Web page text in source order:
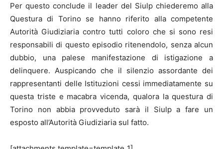
Per questo conclude il leader del Siulp chiederemo alla
Questura di Torino se hanno riferito alla competente
Autorità Giudiziaria contro tutti coloro che si sono resi
responsabili di questo episodio ritenendolo, senza alcun
dubbio, una palese manifestazione di istigazione a
delinquere. Auspicando che il silenzio assordante dei
rappresentanti delle Istituzioni cessi immediatamente su
questa triste e macabra vicenda, qualora la questura di
Torino non abbia provveduto sarà il Siulp a fare un
esposto all’Autorità Giudiziaria sul fatto.